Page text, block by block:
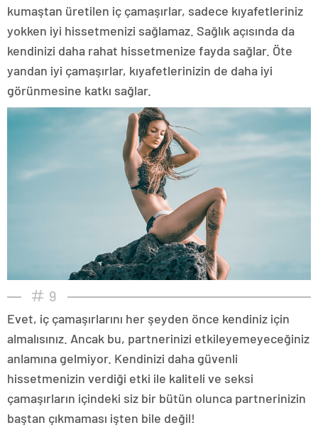
kumaştan üretilen iç çamaşırlar, sadece kıyafetleriniz
yokken iyi hissetmenizi sağlamaz. Sağlık açısında da
kendinizi daha rahat hissetmenize fayda sağlar. Öte
yandan iyi çamaşırlar, kıyafetlerinizin de daha iyi
görünmesine katkı sağlar.
9
Evet, iç çamaşırlarını her şeyden önce kendiniz için
almalısınız. Ancak bu, partnerinizi etkileyemeyeceğiniz
anlamına gelmiyor. Kendinizi daha güvenli
hissetmenizin verdiği etki ile kaliteli ve seksi
çamaşırların içindeki siz bir bütün olunca partnerinizin
baştan çıkmaması işten bile değil!